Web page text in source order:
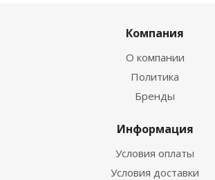
Компания
О компании
Политика
Бренды
Информация
Условия оплаты
Условия доставки